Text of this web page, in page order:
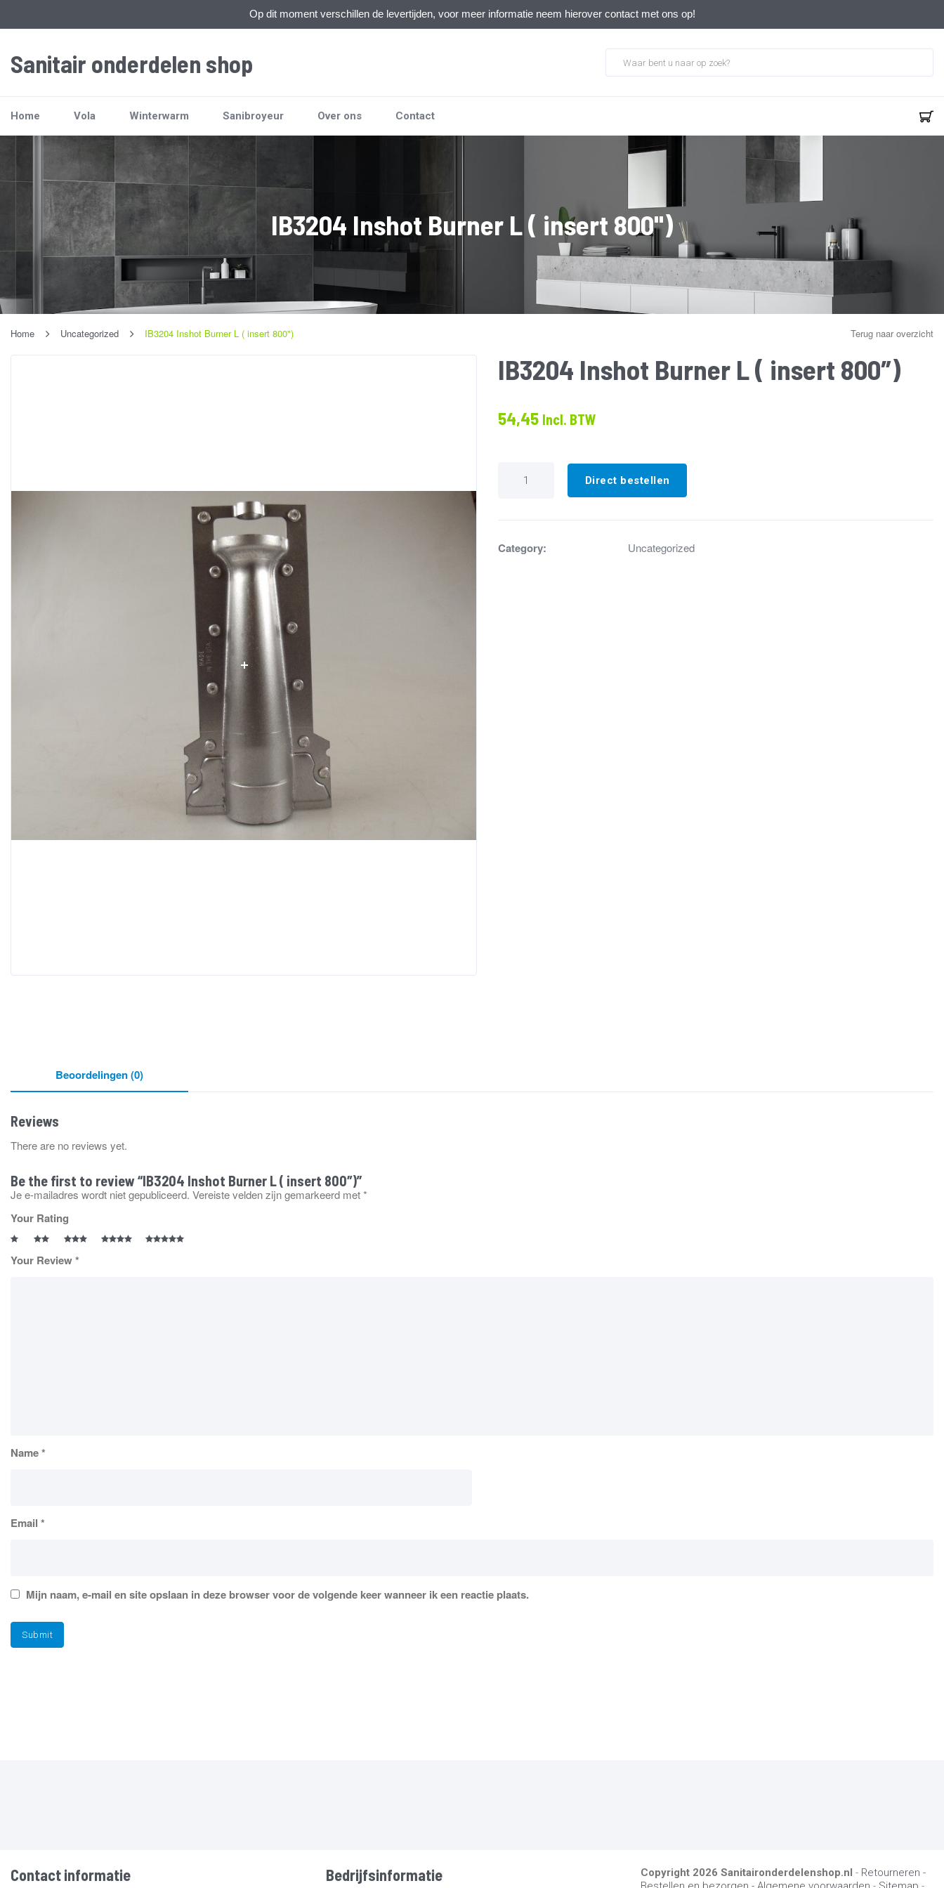
Op dit moment verschillen de levertijden, voor meer informatie neem hierover contact met ons op!
Sanitair onderdelen shop
Home Vola Winterwarm Sanibroyeur Over ons Contact
IB3204 Inshot Burner L ( insert 800")
Home Uncategorized IB3204 Inshot Burner L ( insert 800") Terug naar overzicht
IB3204 Inshot Burner L ( insert 800″)
54,45 Incl. BTW
Inshot
800")
aantal
Direct bestellen
Category: Uncategorized
Beoordelingen (0)
Reviews
There are no reviews yet.
Be the first to review “IB3204 Inshot Burner L ( insert 800″)”
Je e-mailadres wordt niet gepubliceerd. Vereiste velden zijn gemarkeerd met*
Your Rating
Your Review*
Name*
Email *
Mijn naam, e-mail en site opslaan in deze browser voor de volgende keer wanneer ik een reactie plaats.
Contact informatie Bedrijfsinformatie Copyright 2026 Sanitaironderdelenshop.nl - Retourneren -